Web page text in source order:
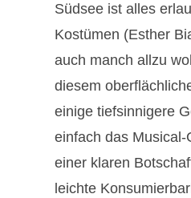
Südsee ist alles
Kostümen (Esther
auch manch allzu
diesem
einige tiefsinnigere
einfach das
einer klaren
leichte